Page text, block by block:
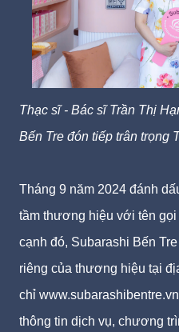
Thạc sĩ - Bác sĩ Trần Thị
Bến Tre đón tiếp trân trọng
Tháng 9 năm 2024 đánh
tầm thương hiệu với tên
cạnh đó, Subarashi Bến
riêng của thương hiệu tại
chỉ
thông tin dịch vụ, chương